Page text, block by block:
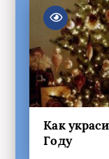
Как
Году